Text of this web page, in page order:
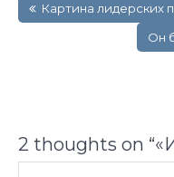
по Картина лидерских
Он
2 thoughts on “